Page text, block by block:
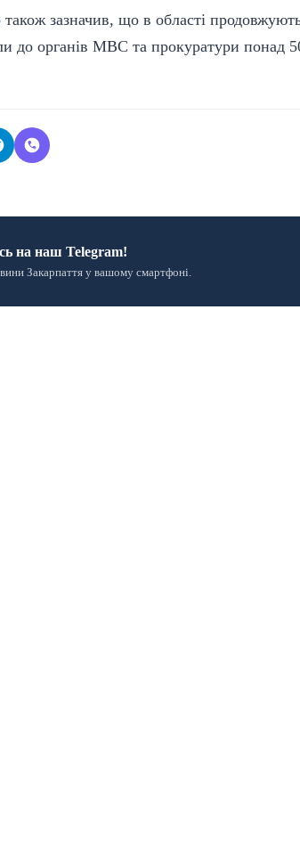
зазначив, що в області продовжують
до органів МВС та прокуратури понад
на наш Telegram!
Закарпаття у вашому смартфоні.